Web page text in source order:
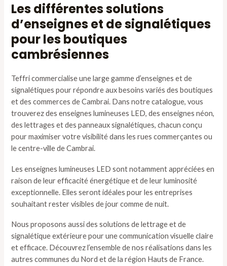
Les différentes solutions
d’enseignes et de signalétiques
pour les boutiques
cambrésiennes
Teffri commercialise une large gamme d’enseignes et de
signalétiques pour répondre aux besoins variés des boutiques
et des commerces de Cambrai. Dans notre catalogue, vous
trouverez des enseignes lumineuses LED, des enseignes néon,
des lettrages et des panneaux signalétiques, chacun conçu
pour maximiser votre visibilité dans les rues commerçantes ou
le centre-ville de Cambrai.
Les enseignes lumineuses LED sont notamment appréciées en
raison de leur efficacité énergétique et de leur luminosité
exceptionnelle. Elles seront idéales pour les entreprises
souhaitant rester visibles de jour comme de nuit.
Nous proposons aussi des solutions de lettrage et de
signalétique extérieure pour une communication visuelle claire
et efficace. Découvrez l’ensemble de nos réalisations dans les
autres communes du Nord et de la région Hauts de France.